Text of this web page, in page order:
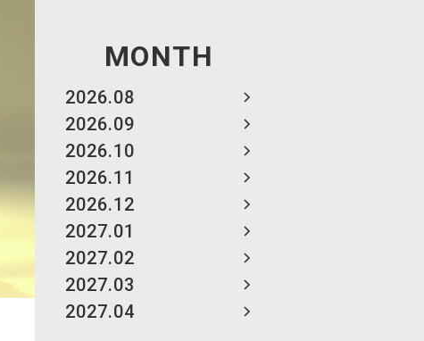
MONTH
2026.08
2026.09
2026.10
2026.11
2026.12
2027.01
2027.02
2027.03
2027.04